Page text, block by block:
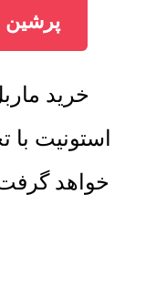
پرشین
استونیت
خواهد